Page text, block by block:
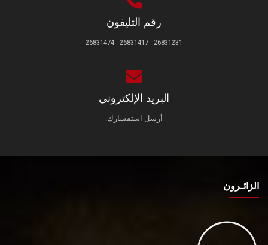
رقم التليفون
26831231 - 26831417 - 26831474
البريد الإلكتروني
أرسل استفسارك.
الزائـرون